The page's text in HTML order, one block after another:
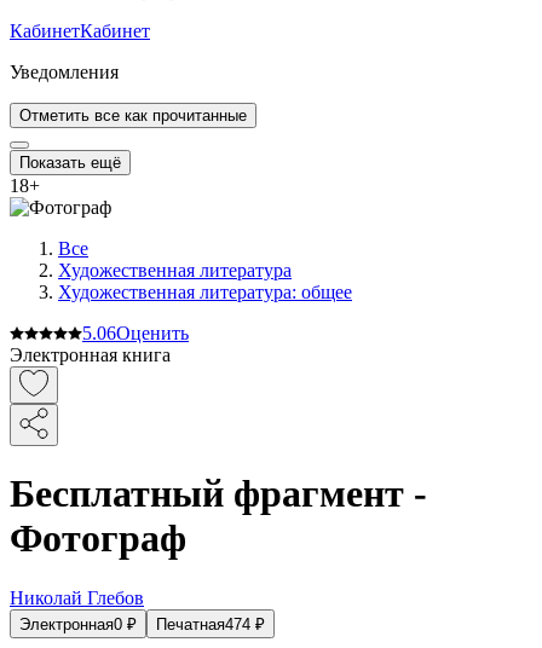
КабинетКабинет
Уведомления
Отметить все как прочитанные
Показать ещё
18+
Все
Художественная литература
Художественная литература: общее
5.06Оценить
Электронная книга
Бесплатный фрагмент -
Фотограф
Николай Глебов
Электронная0 ₽ Печатная474 ₽